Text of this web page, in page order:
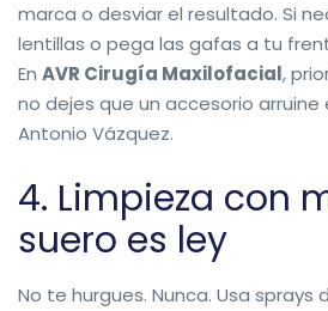
marca o desviar el resultado. Si
lentillas o pega las gafas a tu
En AVR Cirugía Maxilofacial,
no dejes que un accesorio arruine
Antonio Vázquez.
4. Limpieza con
suero es ley
No te hurgues. Nunca. Usa sprays